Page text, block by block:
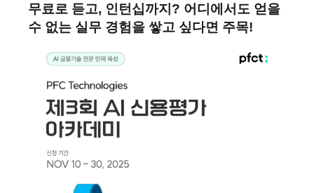
무료로 듣고, 인턴십까지? 어디에서도 얻을
수 없는 실무 경험을 쌓고 싶다면 주목!